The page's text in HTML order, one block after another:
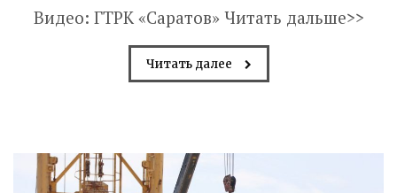
Видео: ГТРК «Саратов» Читать дальше>>
Читать далее